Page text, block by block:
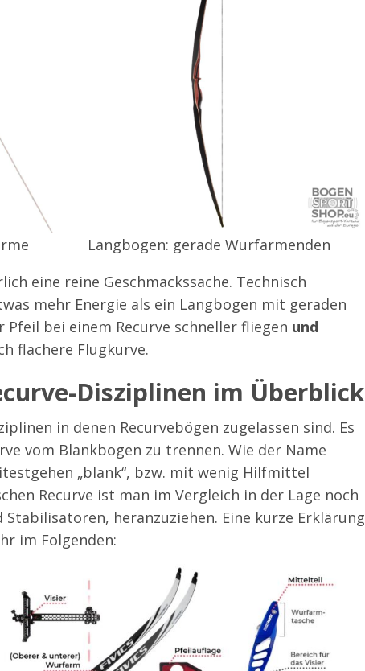
Langbogen: gerade Wurfarmenden
eine reine Geschmackssache. Technisch
mehr Energie als ein Langbogen mit geraden
Pfeil bei einem Recurve schneller fliegen und
flachere Flugkurve.
Disziplinen im Überblick
in denen Recurvebögen zugelassen sind. Es
vom Blankbogen zu trennen. Wie der Name
„blank“, bzw. mit wenig Hilfmittel
Recurve ist man im Vergleich in der Lage noch
heranzuziehen. Eine kurze Erklärung
im Folgenden: